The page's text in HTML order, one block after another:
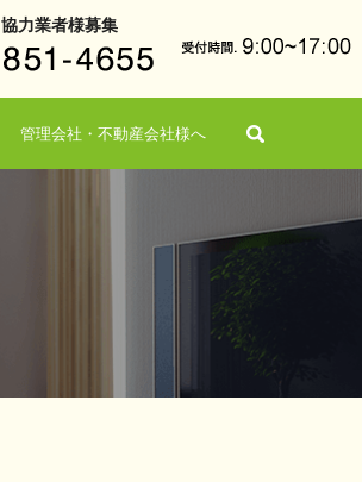
協力業者様募集
管理会社・不動産会社様へ